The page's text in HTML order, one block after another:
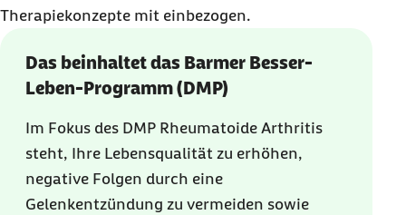
Therapiekonzepte mit einbezogen.
Das beinhaltet das Barmer Besser-
Leben-Programm (DMP)
Im Fokus des DMP Rheumatoide Arthritis
steht, Ihre Lebensqualität zu erhöhen,
negative Folgen durch eine
Gelenkentzündung zu vermeiden sowie